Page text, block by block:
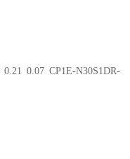
0.07 CP1E-N30S1DR-